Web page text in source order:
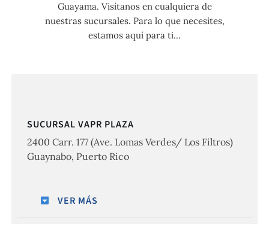
Guayama. Visítanos en cualquiera de
nuestras sucursales. Para lo que necesites,
estamos aquí para ti…
SUCURSAL VAPR PLAZA
2400 Carr. 177 (Ave. Lomas Verdes/ Los Filtros)
Guaynabo, Puerto Rico
VER MÁS